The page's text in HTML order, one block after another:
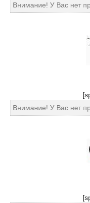
Внимание! У Вас нет
Внимание! У Вас нет